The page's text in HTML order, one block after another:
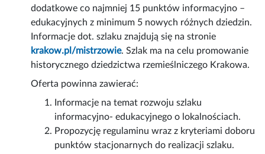
dodatkowe co najmniej 15 punktów informacyjno –
edukacyjnych z minimum 5 nowych różnych dziedzin.
Informacje dot. szlaku znajdują się na stronie
krakow.pl/mistrzowie. Szlak ma na celu promowanie
historycznego dziedzictwa rzemieślniczego Krakowa.
Oferta powinna zawierać:
Informacje na temat rozwoju szlaku
informacyjno- edukacyjnego o lokalnościach.
Propozycję regulaminu wraz z kryteriami doboru
punktów stacjonarnych do realizacji szlaku.